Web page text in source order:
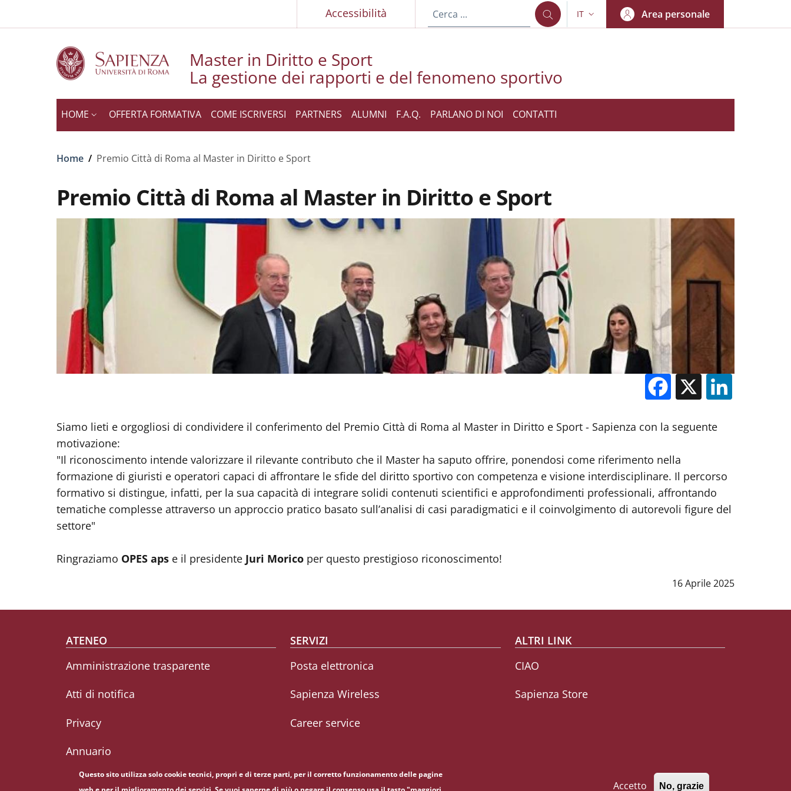
Accessibilità SELETTORE LINGUA: CURRENT LANGUAGE
IT Area personale
Master in Diritto e Sport
La gestione dei rapporti e del fenomeno sportivo
HOME OFFERTA FORMATIVA COME ISCRIVERSI PARTNERS ALUMNI F.A.Q. PARLANO DI NOI CONTATTI
Briciole di pane
Home / Premio Città di Roma al Master in Diritto e Sport
Premio Città di Roma al Master in Diritto e Sport
Facebook
X
Siamo lieti e orgogliosi di condividere il conferimento del Premio Città di Roma al Master in Diritto e Sport - Sapienza con la seguente
motivazione:
"Il riconoscimento intende valorizzare il rilevante contributo che il Master ha saputo offrire, ponendosi come riferimento nella
formazione di giuristi e operatori capaci di affrontare le sfide del diritto sportivo con competenza e visione interdisciplinare. Il percorso
formativo si distingue, infatti, per la sua capacità di integrare solidi contenuti scientifici e approfondimenti professionali, affrontando
tematiche complesse attraverso un approccio pratico basato sull’analisi di casi paradigmatici e il coinvolgimento di autorevoli figure del
settore"
Ringraziamo OPES aps e il presidente Juri Morico per questo prestigioso riconoscimento!
Data notizia:
16 Aprile 2025
Footer menu
ATENEO
Amministrazione trasparente
Atti di notifica
Privacy
Annuario
SERVIZI
Posta elettronica
Sapienza Wireless
Career service
ALTRI LINK
CIAO
Sapienza Store
Questo sito utilizza solo cookie tecnici, propri e di terze parti, per il corretto funzionamento delle pagine
Accetto No, grazie